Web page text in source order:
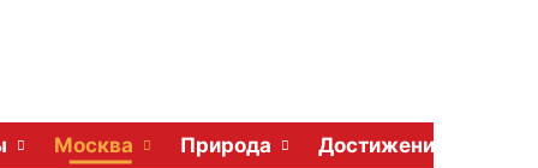
Москва Природа Достижения